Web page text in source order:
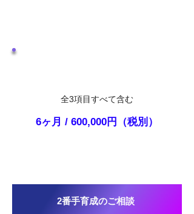
全3項目すべて含む
6ヶ月 / 600,000円（税別）
2番手育成のご相談